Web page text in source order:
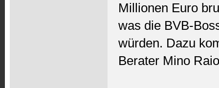
Millionen Euro
was die BVB-
würden. Dazu
Berater Mino